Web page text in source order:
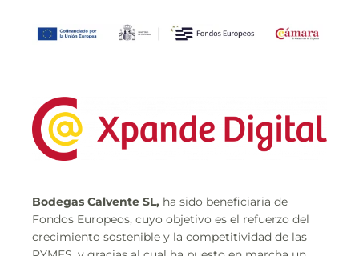
Bodegas Calvente SL,ha sido beneficiaria de
Fondos Europeos, cuyo objetivo es el refuerzo del
crecimiento sostenible y la competitividad de las